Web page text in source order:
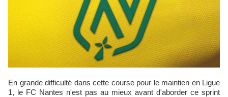
En grande difficulté dans cette course pour le maintien en Ligue
1, le FC Nantes n'est pas au mieux avant d'aborder ce sprint